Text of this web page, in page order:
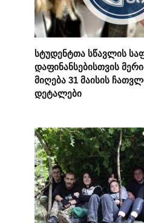
სტუდენტთა სწავლის
დაფინანსებისთვის
მიღება 31 მაისის
დეტალები